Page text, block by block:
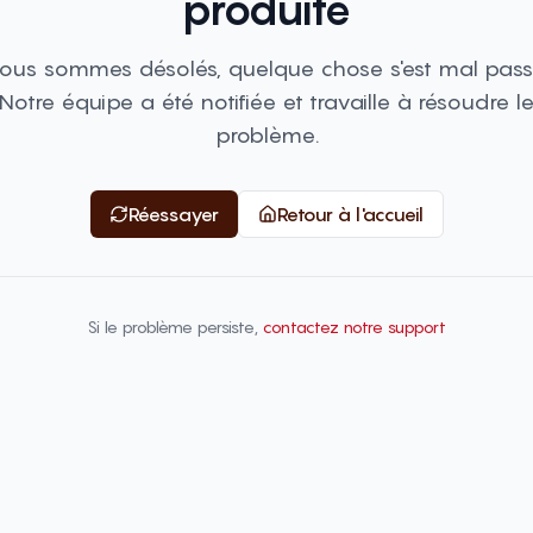
sommes désolés, quelque chose s'est mal
Notre équipe a été notifiée et travaille à résoudre le
problème.
Réessayer Retour à l'accueil
Si le problème persiste, contactez notre support